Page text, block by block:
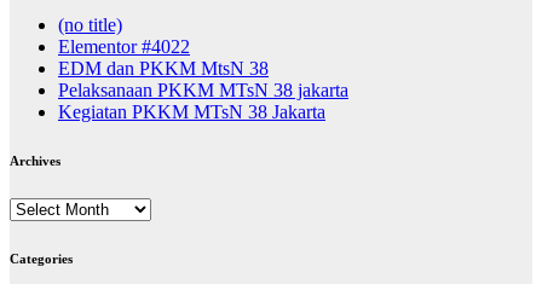
(no title)
Elementor #4022
EDM dan PKKM MtsN 38
Pelaksanaan PKKM MTsN 38 jakarta
Kegiatan PKKM MTsN 38 Jakarta
Archives
Archives
Categories